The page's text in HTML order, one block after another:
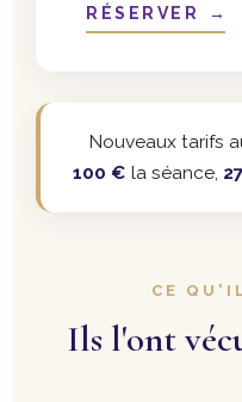
RÉSERVER →
Nouveaux tarifs
100 € la séance,
CE
Ils l'ont